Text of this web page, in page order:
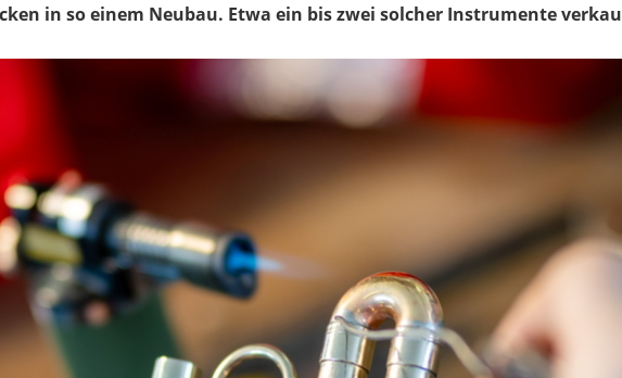
in so einem Neubau. Etwa ein bis zwei solcher Instrumente